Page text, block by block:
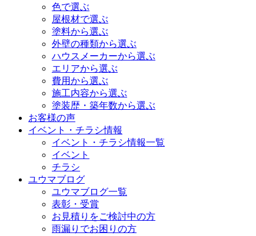
色で選ぶ
屋根材で選ぶ
塗料から選ぶ
外壁の種類から選ぶ
ハウスメーカーから選ぶ
エリアから選ぶ
費用から選ぶ
施工内容から選ぶ
塗装歴・築年数から選ぶ
お客様の声
イベント・チラシ情報
イベント・チラシ情報一覧
イベント
チラシ
ユウマブログ
ユウマブログ一覧
表彰・受賞
お見積りをご検討中の方
雨漏りでお困りの方